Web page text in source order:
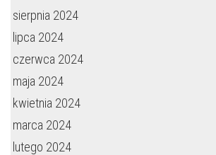
sierpnia 2024
lipca 2024
czerwca 2024
maja 2024
kwietnia 2024
marca 2024
lutego 2024